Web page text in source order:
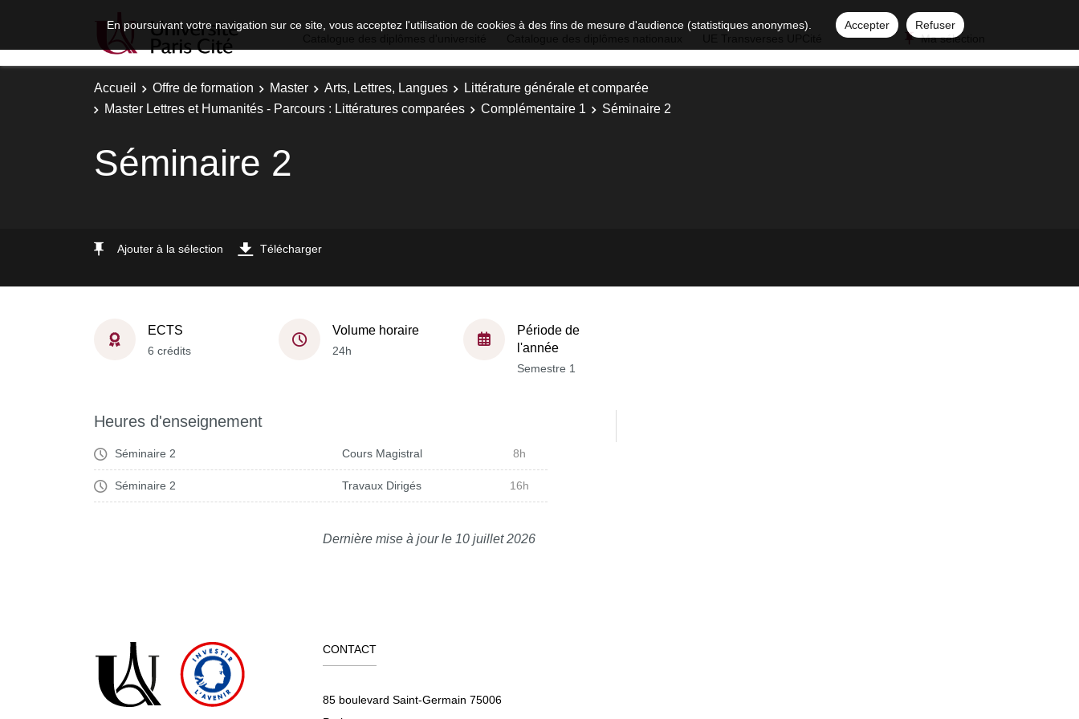
En poursuivant votre navigation sur ce site, vous acceptez l'utilisation de cookies à des fins de mesure d'audience (statistiques anonymes). Accepter
Refuser
Ma sélection
Accueil Offre de formation Master Arts, Lettres, Langues
Littérature générale et comparée
Master Lettres et Humanités - Parcours : Littératures comparées
Complémentaire 1 Séminaire 2
Séminaire 2
Ajouter à la sélection Télécharger
ECTS
6 crédits
Volume horaire
24h
Période de
l'année
Semestre 1
Heures d'enseignement
Séminaire 2 Cours Magistral 8h
Séminaire 2 Travaux Dirigés 16h
Dernière mise à jour le 10 juillet 2026
CONTACT
85 boulevard Saint-Germain 75006